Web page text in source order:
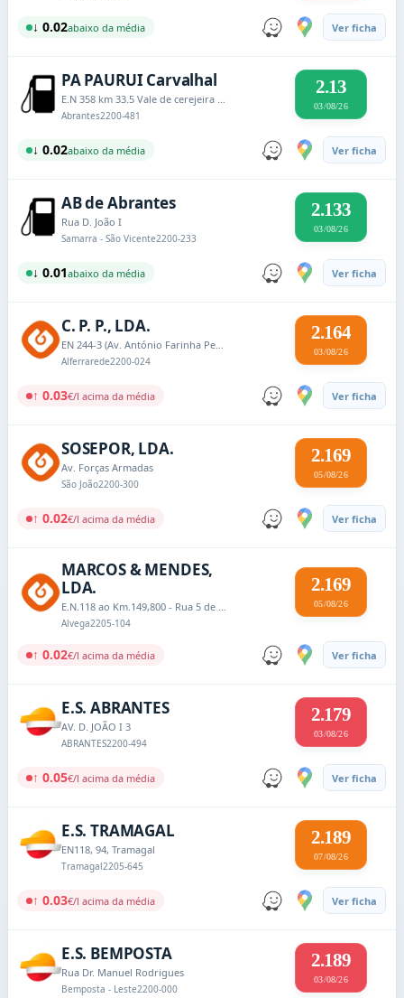
↓ 0.02abaixo da média Ver ficha
PA PAURUI Carvalhal
E.N 358 km 33.5 Vale de cerejeira Carvalhal
Abrantes2200-481
2.13
03/08/26
↓ 0.02abaixo da média Ver ficha
AB de Abrantes
Rua D. João I
Samarra - São Vicente2200-233
2.133
03/08/26
↓ 0.01abaixo da média Ver ficha
C. P. P., LDA.
EN 244-3 (Av. António Farinha Pereira) Km 24,2
Alferrarede2200-024
2.164
03/08/26
↑ 0.03€/l acima da média Ver ficha
SOSEPOR, LDA.
Av. Forças Armadas
São João2200-300
2.169
05/08/26
↑ 0.02€/l acima da média Ver ficha
MARCOS & MENDES,
LDA.
E.N.118 ao Km.149,800 - Rua 5 de Outubro, nº54
Alvega2205-104
2.169
05/08/26
↑ 0.02€/l acima da média Ver ficha
E.S. ABRANTES
AV. D. JOÃO I 3
ABRANTES2200-494
2.179
03/08/26
↑ 0.05€/l acima da média Ver ficha
E.S. TRAMAGAL
EN118, 94, Tramagal
Tramagal2205-645
2.189
07/08/26
↑ 0.03€/l acima da média Ver ficha
E.S. BEMPOSTA
Rua Dr. Manuel Rodrigues
Bemposta - Leste2200-000
2.189
03/08/26